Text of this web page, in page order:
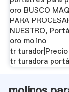
oro BUSCO
PARA
NUESTRO,
oro molino
triturador|Precio
trituradora